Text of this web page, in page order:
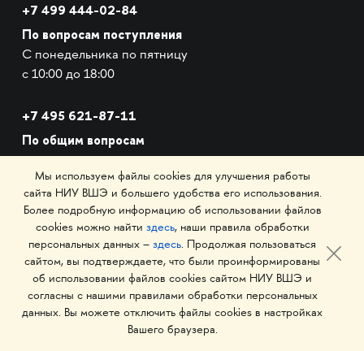
+7 499 444-02-84
По вопросам поступления
С понедельника по пятницу
с 10:00 до 18:00
+7 495 621-87-11
По общим вопросам
АДРЕС И EMAIL
Малая Пионерская ул., 12
Метро Павелецкая
Измайловское шоссе, 44с2
Метро Семёновская
Мы используем файлы cookies для улучшения работы
сайта НИУ ВШЭ и большего удобства его использования.
Более подробную информацию об использовании файлов
cookies можно найти здесь, наши правила обработки
персональных данных – здесь. Продолжая пользоваться
сайтом, вы подтверждаете, что были проинформированы
об использовании файлов cookies сайтом НИУ ВШЭ и
согласны с нашими правилами обработки персональных
данных. Вы можете отключить файлы cookies в настройках
Вашего браузера.